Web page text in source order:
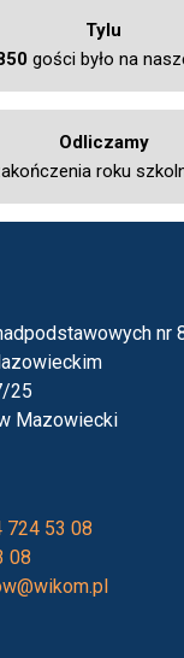
Tylu
gości było na
Odliczamy
roku
nr
25
Mazowiecki
724 53 08
08